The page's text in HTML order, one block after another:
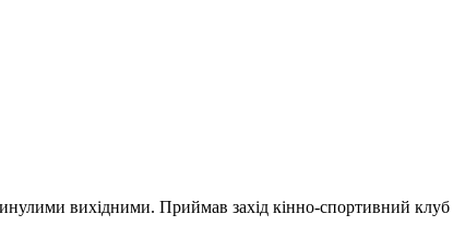
вихідними. Приймав захід кінно-спортивний клуб